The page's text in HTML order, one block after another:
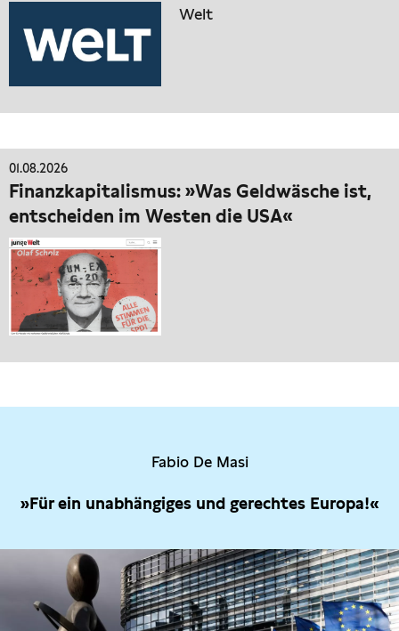
Welt
01.08.2026
Finanzkapitalismus: »Was Geldwäsche ist,
entscheiden im Westen die USA«
Fabio De Masi
»Für ein unabhängiges und gerechtes Europa!«